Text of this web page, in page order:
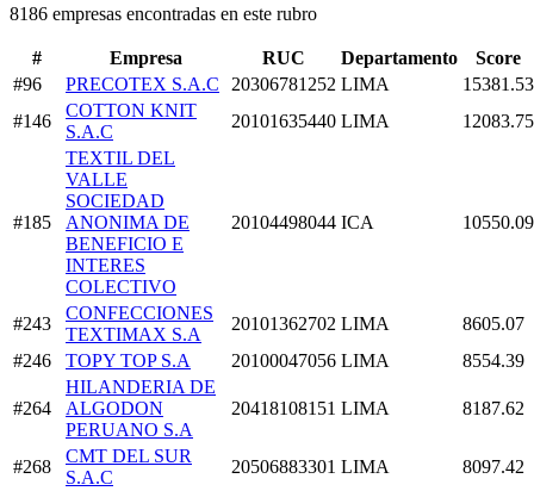
8186 empresas encontradas en este rubro
# Empresa RUC Departamento
Score
#96
PRECOTEX S.A.C 20306781252 LIMA
15381.53
#146
COTTON KNIT
S.A.C
20101635440 LIMA 12083.75
#185
TEXTIL DEL
VALLE
SOCIEDAD
ANONIMA DE
BENEFICIO E
INTERES
COLECTIVO
20104498044 ICA 10550.09
#243
CONFECCIONES
TEXTIMAX S.A
20101362702 LIMA
8605.07
#246
TOPY TOP S.A 20100047056 LIMA 8554.39
#264
HILANDERIA DE
ALGODON
PERUANO S.A
20418108151 LIMA 8187.62
#268
CMT DEL SUR
S.A.C
20506883301 LIMA 8097.42